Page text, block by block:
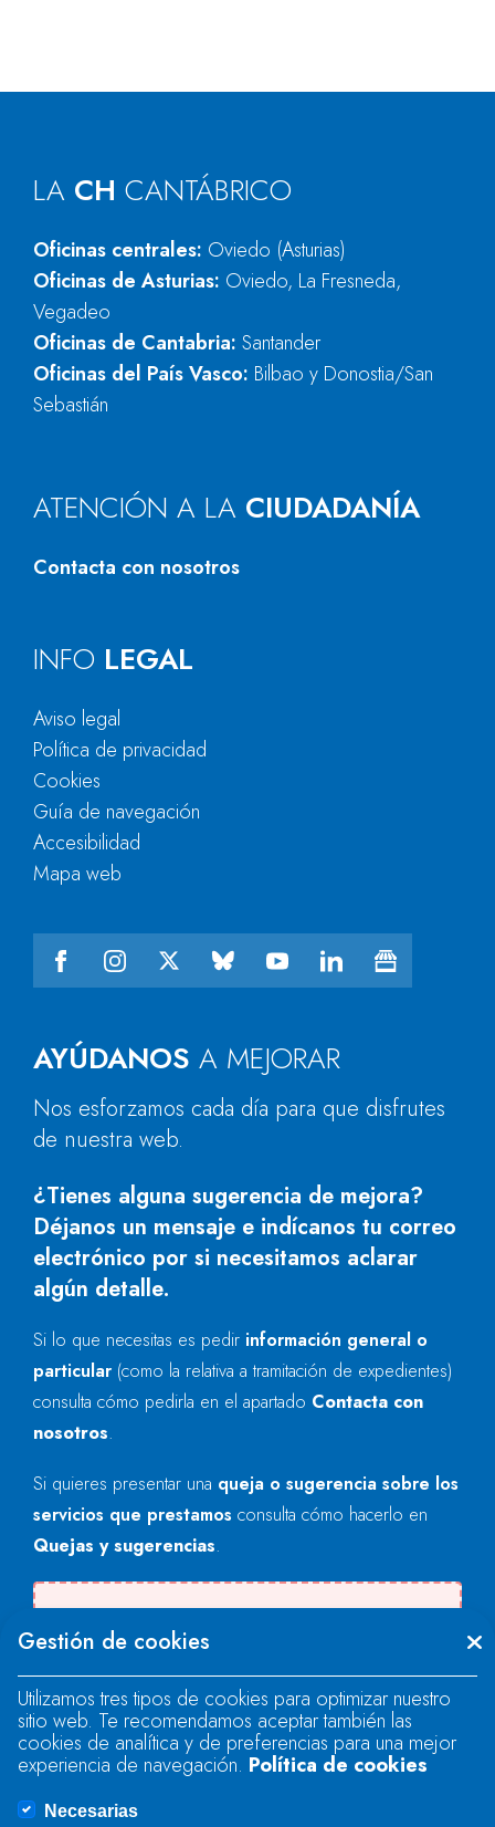
LA CH CANTÁBRICO
Oficinas centrales: Oviedo (Asturias)
Oficinas de Asturias: Oviedo, La Fresneda,
Vegadeo
Oficinas de Cantabria: Santander
Oficinas del País Vasco: Bilbao y Donostia/San
Sebastián
ATENCIÓN A LA CIUDADANÍA
Contacta con nosotros
AYÚDANOS A MEJORAR
Nos esforzamos cada día para que disfrutes
de nuestra web.
¿Tienes alguna sugerencia de mejora?
Déjanos un mensaje e indícanos tu correo
electrónico por si necesitamos aclarar
algún detalle.
Si lo que necesitas es pedir información general o
particular (como la relativa a tramitación de expedientes)
consulta cómo pedirla en el apartado Contacta con
nosotros.
Si quieres presentar una queja o sugerencia sobre los
servicios que prestamos consulta cómo hacerlo en
Quejas y sugerencias.
"text".
Se produjo un error al cargar el campo
"text".
INFO LEGAL
Aviso legal
Política de privacidad
Cookies
Guía de navegación
Accesibilidad
Mapa web
Gestión de cookies
Utilizamos tres tipos de cookies para optimizar nuestro
sitio web. Te recomendamos aceptar también las
cookies de analítica y de preferencias para una mejor
experiencia de navegación. Política de cookies
Necesarias